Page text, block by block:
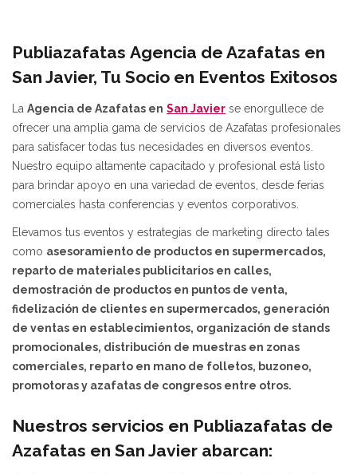
Publiazafatas Agencia de Azafatas en
San Javier, Tu Socio en Eventos Exitosos
La Agencia de Azafatas en San Javier se enorgullece de
ofrecer una amplia gama de servicios de Azafatas profesionales
para satisfacer todas tus necesidades en diversos eventos.
Nuestro equipo altamente capacitado y profesional está listo
para brindar apoyo en una variedad de eventos, desde ferias
comerciales hasta conferencias y eventos corporativos.
Elevamos tus eventos y estrategias de marketing directo tales
como asesoramiento de productos en supermercados,
reparto de materiales publicitarios en calles,
demostración de productos en puntos de venta,
fidelización de clientes en supermercados, generación
de ventas en establecimientos, organización de stands
promocionales, distribución de muestras en zonas
comerciales, reparto en mano de folletos, buzoneo,
promotoras y azafatas de congresos entre otros.
Nuestros servicios en Publiazafatas de
Azafatas en San Javier abarcan: